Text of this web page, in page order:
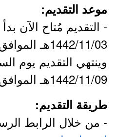
موعد التقديم:
- التقديم مُتاح الآن
وينتهي التقديم يوم
1442/11/09هـ الموافق 2021/06/19م.
طريقة التقديم:
- من خلال الرابط